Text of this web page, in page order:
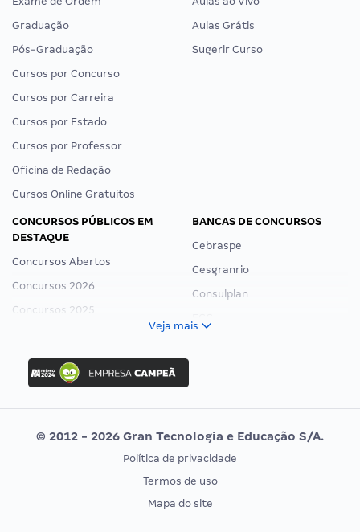
Graduação
Pós-Graduação
Cursos por Concurso
Cursos por Carreira
Cursos por Estado
Cursos por Professor
Oficina de Redação
Cursos Online Gratuitos
Aulas Grátis
Sugerir Curso
CONCURSOS PÚBLICOS EM
DESTAQUE
Concursos Abertos
Concursos 2026
Concursos 2025
Concurso Ibama
Concurso MPU
Editais publicados
BANCAS DE CONCURSOS
Cebraspe
Cesgranrio
Consulplan
Vunesp
CONCURSOS POR PROFISSÃO
EXAME DE ORDEM
Veja mais
© 2012 - 2026 Gran Tecnologia e Educação S/A.
Política de privacidade
Termos de uso
Mapa do site